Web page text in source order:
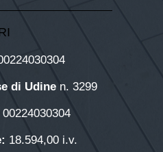
di Udine n. 3299
18.594,00 i.v.